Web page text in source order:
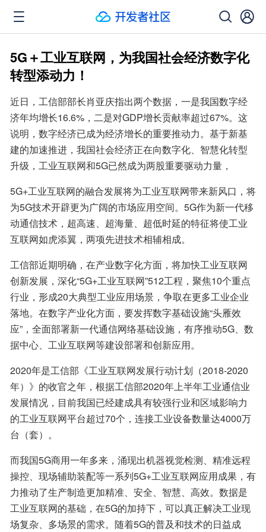
5G＋工业互联网，为我国社会经济数字化
转型添动力！
近日，工信部部长肖亚庆指出两个数据，一是我国数字经
济年均增长16.6%，二是对GDP增长贡献率超过67%。这
说明，数字经济已成为经济增长的重要推动力。基于新基
建的加速推进，我国社会经济正在向数字化、智慧化转型
升级，工业互联网和5G已然成为两股重要驱动力量，
5G+工业互联网的融合发展将为工业互联网带来新风口，将
为5G技术开辟更为广阔的市场应用空间。5G作为新一代移
动通信技术，超高速、超海量、超低时延的特征将使工业
互联网如虎添翼，两项先进技术相辅相成。
工信部近期明确，在产业数字化方面，将加快工业互联网
创新发展，深化“5G+工业互联网”512工程，聚焦10个重点
行业，形成20大典型工业应用场景，争取在更多工业企业
落地。在数字产业化方面，要发挥数字基础设施“头雁效
应”，全面部署新一代通信网络基础设施，有序推动5G、数
据中心、工业互联网等建设部署和创新应用。
2020年是工信部《工业互联网发展行动计划（2018-2020
年）》的收官之年，根据工信部2020年上半年工业通信业
发展情况，目前我国已经建成具有较强行业和区域影响力
的工业互联网平台超过70个，连接工业设备数量达4000万
台（套）。
而我国5G商用一年多来，涌现出机器视觉检测、精准远程
操控、现场辅助装配等一系列5G+工业互联网应用成果，有
力推动了生产制造更加精准、安全、智慧、高效。数据是
工业互联网的基础，在5G的加持下，可以真正解决工业现
场复杂、多场景的需求。随着5G的普及和技术的日益成